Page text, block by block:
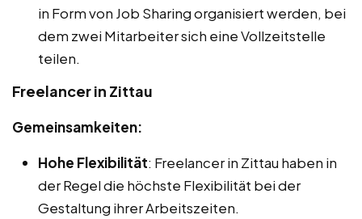
in Form von Job Sharing organisiert werden, bei
dem zwei Mitarbeiter sich eine Vollzeitstelle
teilen.
Freelancer in Zittau
Gemeinsamkeiten:
Hohe Flexibilität: Freelancer in Zittau haben in
der Regel die höchste Flexibilität bei der
Gestaltung ihrer Arbeitszeiten.